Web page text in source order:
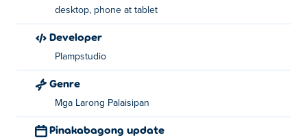
desktop, phone at tablet
Developer
Plampstudio
Genre
Mga Larong Palaisipan
Pinakabagong update